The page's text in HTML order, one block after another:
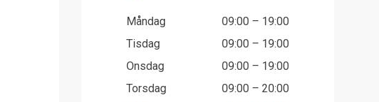
Måndag
09:00 – 19:00
Tisdag
09:00 – 19:00
Onsdag
09:00 – 19:00
Torsdag
09:00 – 20:00